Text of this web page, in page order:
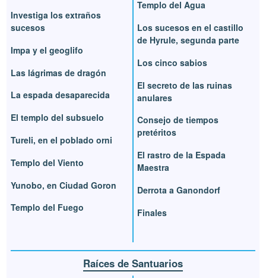
Investiga los extraños
sucesos
Impa y el geoglifo
Las lágrimas de dragón
La espada desaparecida
El templo del subsuelo
Tureli, en el poblado orni
Templo del Viento
Yunobo, en Ciudad Goron
Templo del Fuego
Templo del Agua
Los sucesos en el castillo
de Hyrule, segunda parte
Los cinco sabios
El secreto de las ruinas
anulares
Consejo de tiempos
pretéritos
El rastro de la Espada
Maestra
Derrota a Ganondorf
Finales
Raíces de Santuarios